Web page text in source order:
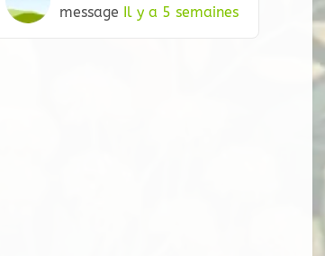
message Il y a 5 semaines